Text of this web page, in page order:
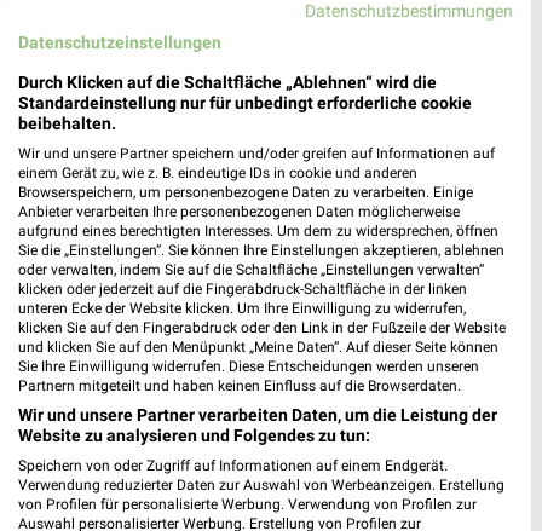
Woolworth Pfarrkirchen
Franz-Stelzenberger Straße
Heute 09:00 - 20:00 Uhr | Geöffnet
457,29 km
Woolworth Eggenfelden
Schellenbruckplatz 53
84307 Eggenfelden
Heute 09:00 - 19:00 Uhr | Geöffnet
460,40 km
Woolworth Viechtach
Mönchshofstraße 60
Datenschutzbestimmungen
Datenschutzeinstellungen
Durch Klicken auf die Schaltfläche „Ablehnen“ wird die
Standardeinstellung nur für unbedingt erforderliche cookie
beibehalten.
Wir und unsere Partner speichern und/oder greifen auf Informationen auf
einem Gerät zu, wie z. B. eindeutige IDs in cookie und anderen
Browserspeichern, um personenbezogene Daten zu verarbeiten. Einige
Anbieter verarbeiten Ihre personenbezogenen Daten möglicherweise
aufgrund eines berechtigten Interesses. Um dem zu widersprechen, öffnen
Sie die „Einstellungen“. Sie können Ihre Einstellungen akzeptieren, ablehnen
oder verwalten, indem Sie auf die Schaltfläche „Einstellungen verwalten“
klicken oder jederzeit auf die Fingerabdruck-Schaltfläche in der linken
unteren Ecke der Website klicken. Um Ihre Einwilligung zu widerrufen,
klicken Sie auf den Fingerabdruck oder den Link in der Fußzeile der Website
und klicken Sie auf den Menüpunkt „Meine Daten“. Auf dieser Seite können
Sie Ihre Einwilligung widerrufen. Diese Entscheidungen werden unseren
Partnern mitgeteilt und haben keinen Einfluss auf die Browserdaten.
Wir und unsere Partner verarbeiten Daten, um die Leistung der
Website zu analysieren und Folgendes zu tun:
Speichern von oder Zugriff auf Informationen auf einem Endgerät.
Verwendung reduzierter Daten zur Auswahl von Werbeanzeigen. Erstellung
von Profilen für personalisierte Werbung. Verwendung von Profilen zur
Auswahl personalisierter Werbung. Erstellung von Profilen zur